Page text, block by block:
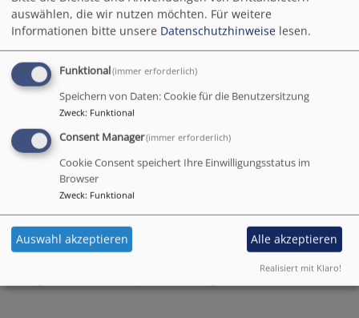
Empore St. Bartholomäuskirche, Pegnitz
“Die fürchterlichen Fünf”
Orgelkonzert für Kinder
Musik von Michael Benedict Bender
Text: Wolf Erlbruch
Jörg Fuhr, Orgel
Christian Fuhr, Sprecher
Sonntag, 9. Juli, 17 Uhr Eintritt: 15 €, ermäßigt 6 €
Christuskirche, Auerbach
Richard Roblee‘s Very little Bigband
Richard Roblee, Posaune und Gesang
auswählen, die wir nutzen möchten. Für weitere
Informationen bitte unsere Datenschutzhinweise lesen.
Funktional(immer erforderlich)
Speichern von Daten: Cookie für die Benutzersitzung
Zweck: Funktional
Consent Manager(immer erforderlich)
Cookie Consent speichert Ihre Einwilligungsstatus im
Browser
Zweck: Funktional
Auswahl akzeptieren Alle akzeptieren
Realisiert mit Klaro!